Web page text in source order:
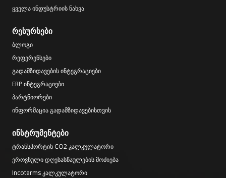
ყველა ინდუსტრიის ნახვა
რესურსები
ბლოგი
რეფერენსები
გადამზიდავების ინტეგრაციები
ERP ინტეგრაციები
პარტნიორები
ინფორმაცია გადამზიდავებისთვის
ინსტრუმენტები
ტრანსპორტის CO2 კალკულატორი
ეროვნული დღესასწაულების მოძიება
Incoterms კალკულატორი